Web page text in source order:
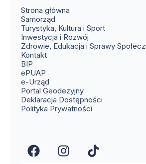
Strona główna
Samorząd
Turystyka, Kultura i Sport
Inwestycja i Rozwój
Zdrowie, Edukacja i Sprawy
Kontakt(otwiera się w nowym oknie)
BIP
ePUAP
e-Urząd
Portal Geodezyjny(otwiera się w
Deklaracja Dostępności
Polityka Prywatności
(otwiera się w
(otwiera się